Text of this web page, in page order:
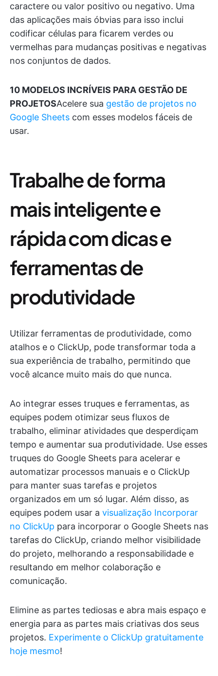
caractere ou valor positivo ou negativo. Uma
das aplicações mais óbvias para isso inclui
codificar células para ficarem verdes ou
vermelhas para mudanças positivas e negativas
nos conjuntos de dados.
10 MODELOS INCRÍVEIS PARA GESTÃO DE
PROJETOSAcelere sua gestão de projetos no
Google Sheets com esses modelos fáceis de
usar.
Trabalhe de forma
mais inteligente e
rápida com dicas e
ferramentas de
produtividade
Utilizar ferramentas de produtividade, como
atalhos e o ClickUp, pode transformar toda a
sua experiência de trabalho, permitindo que
você alcance muito mais do que nunca.
Ao integrar esses truques e ferramentas, as
equipes podem otimizar seus fluxos de
trabalho, eliminar atividades que desperdiçam
tempo e aumentar sua produtividade. Use esses
truques do Google Sheets para acelerar e
automatizar processos manuais e o ClickUp
para manter suas tarefas e projetos
organizados em um só lugar. Além disso, as
equipes podem usar a visualização Incorporar
no ClickUp para incorporar o Google Sheets nas
tarefas do ClickUp, criando melhor visibilidade
do projeto, melhorando a responsabilidade e
resultando em melhor colaboração e
comunicação.
Elimine as partes tediosas e abra mais espaço e
energia para as partes mais criativas dos seus
projetos. Experimente o ClickUp gratuitamente
hoje mesmo!